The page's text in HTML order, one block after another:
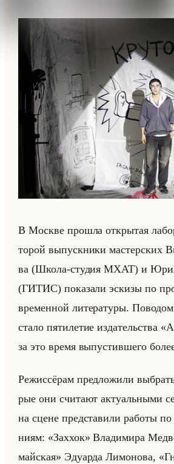
В Москве про­шла от­кры­тая
то­рой вы­пуск­ни­ки ма­стер­ских
ва (Школа-сту­дия МХАТ) и
(ГИТИС) по­ка­за­ли эс­ки­зы по
вре­мен­ной ли­те­ра­ту­ры. По­во­дом
стало пя­ти­ле­тие из­да­тельства
за это время вы­пу­стив­ше­го
Ре­жис­сё­рам пред­ло­жи­ли
рые они счи­та­ют ак­ту­альны­ми
на сцене пред­ста­ви­ли ра­бо­ты
ни­ям: «Заххок» Вла­ди­ми­ра
майская» Эду­ар­да Ли­мо­но­ва,